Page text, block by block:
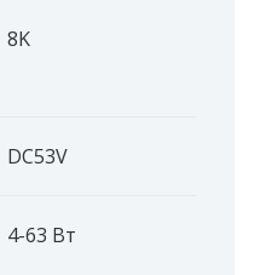
8K
DC53V
4-63 Вт